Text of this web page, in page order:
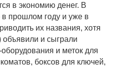
в экономию денег. В
в прошлом году и уже в
их названия, хотя
и сыграли
и меток для
боксов для ключей,